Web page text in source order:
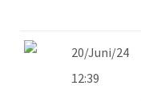
20/Juni/24
12:39